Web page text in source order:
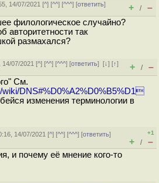
14/07/2021 [^] [^^] [^^^] [ответить]
+ / –
филологическое случайно?
авторитетности так
размахался?
14/07/2021 [^] [^^] [^^^] [ответить][↓] [↑]
+ / –
См.
wiki/DNS#%D0%A2%D0%B5%D1
изменения терминологии в
14/07/2021 [^] [^^] [^^^] [ответить]
+1
+ / –
и почему её мнение кого-то